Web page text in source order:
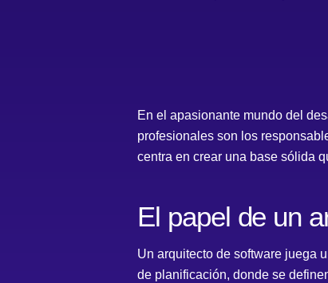
En el apasionante mundo del
profesionales son los
centra en crear una base sólida
El papel de un
Un arquitecto de software juega
de planificación, donde se